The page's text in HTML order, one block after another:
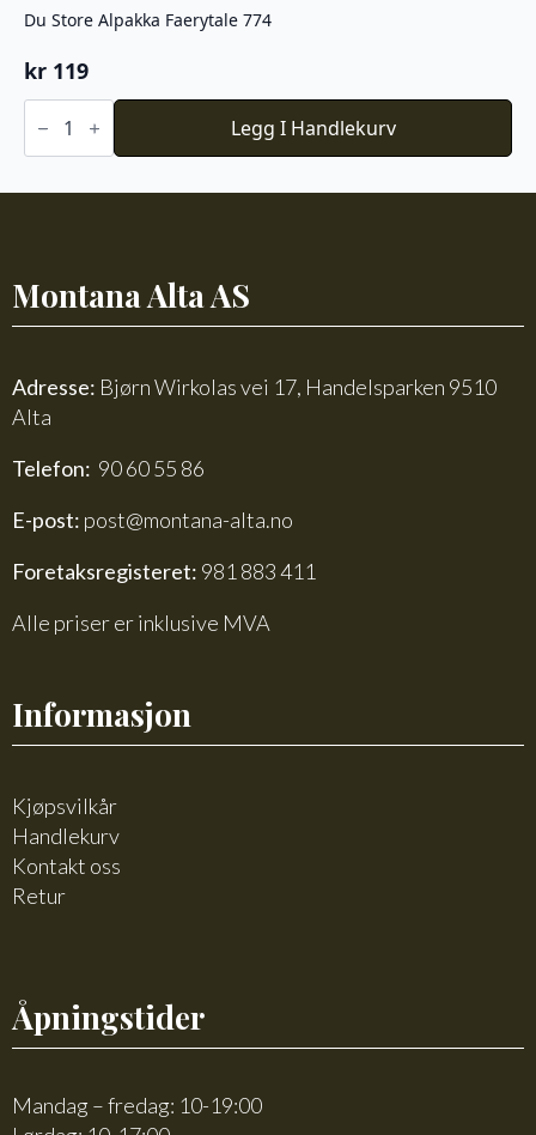
Du Store Alpakka Faerytale 774
kr 119
Du
Store
Faerytale
Legg I Handlekurv
Montana Alta AS
Adresse: Bjørn Wirkolas vei 17, Handelsparken 9510
Alta
Telefon: 90 60 55 86
E-post: post@montana-alta.no
Foretaksregisteret: 981 883 411
Alle priser er inklusive MVA
Informasjon
Kjøpsvilkår
Handlekurv
Kontakt oss
Retur
Åpningstider
Mandag – fredag: 10-19:00